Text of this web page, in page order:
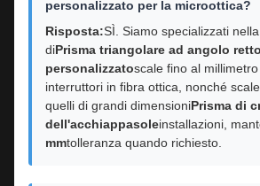
personalizzato per la microottica?
Risposta:SÌ. Siamo specializzati
diPrisma triangolare ad angolo
personalizzatoscale fino al
interruttori in fibra ottica, nonché
quelli di grandi dimensioniPrisma di
dell'acchiappasoleinstallazioni,
mmtolleranza quando richiesto.